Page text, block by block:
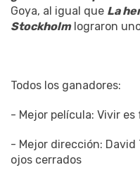
Goya, al igual que La
Stockholmlograron
Todos los ganadores:
- Mejor película: Vivir
- Mejor dirección:
ojos cerrados